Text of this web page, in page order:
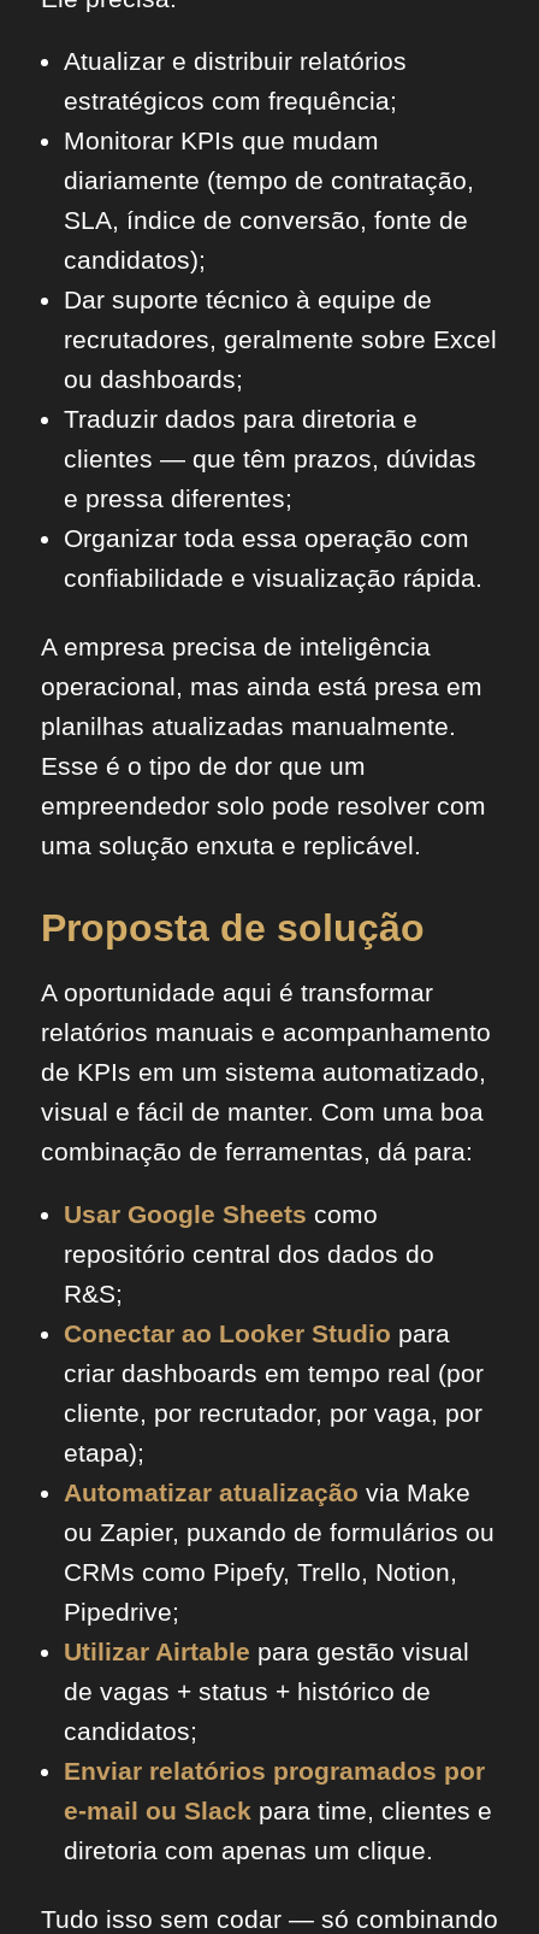
Atualizar e distribuir relatórios
estratégicos com frequência;
Monitorar KPIs que mudam
diariamente (tempo de contratação,
SLA, índice de conversão, fonte de
candidatos);
Dar suporte técnico à equipe de
recrutadores, geralmente sobre Excel
ou dashboards;
Traduzir dados para diretoria e
clientes — que têm prazos, dúvidas
e pressa diferentes;
Organizar toda essa operação com
confiabilidade e visualização rápida.
A empresa precisa de inteligência
operacional, mas ainda está presa em
planilhas atualizadas manualmente.
Esse é o tipo de dor que um
empreendedor solo pode resolver com
uma solução enxuta e replicável.
Proposta de solução
A oportunidade aqui é transformar
relatórios manuais e acompanhamento
de KPIs em um sistema automatizado,
visual e fácil de manter. Com uma boa
combinação de ferramentas, dá para:
Usar Google Sheets como
repositório central dos dados do
R&S;
Conectar ao Looker Studio para
criar dashboards em tempo real (por
cliente, por recrutador, por vaga, por
etapa);
Automatizar atualização via Make
ou Zapier, puxando de formulários ou
CRMs como Pipefy, Trello, Notion,
Pipedrive;
Utilizar Airtable para gestão visual
de vagas + status + histórico de
candidatos;
Enviar relatórios programados por
e-mail ou Slack para time, clientes e
diretoria com apenas um clique.
Tudo isso sem codar — só combinando